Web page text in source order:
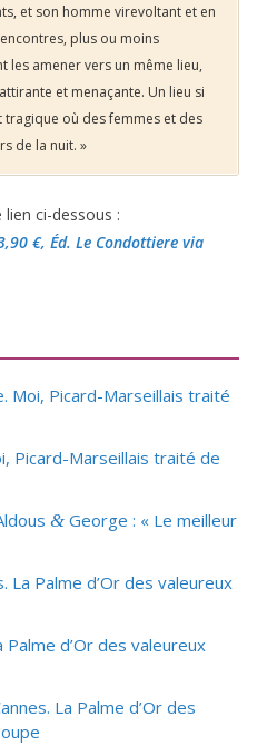
et son homme virevoltant et en
plus ou moins
les amener vers un même lieu,
et menaçante. Un lieu si
tragique où des femmes et des
de la nuit. »
ci-dessous :
€, Éd. Le Condottiere via
Moi, Picard-Marseillais traité
Picard-Marseillais traité de
& George : « Le meilleur
La Palme d’Or des valeureux
Palme d’Or des valeureux
La Palme d’Or des